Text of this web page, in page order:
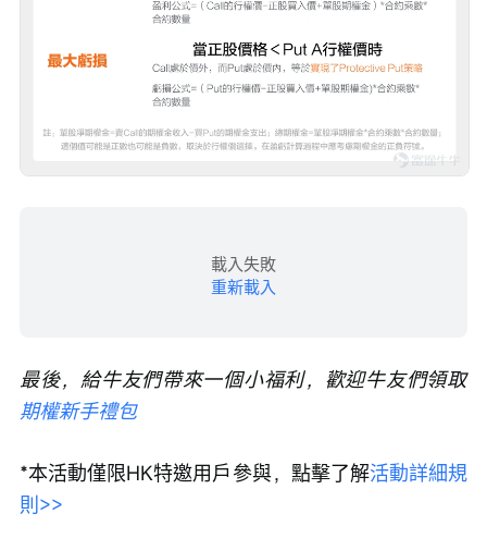
載入失敗
重新載入
最後，給牛友們帶來一個小福利，歡迎牛友們領取
期權新手禮包
*本活動僅限HK特邀用戶參與，點擊了解活動詳細規
則>>